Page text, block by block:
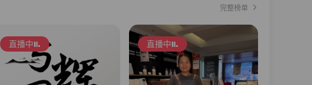
完整榜单
直播中 直播中